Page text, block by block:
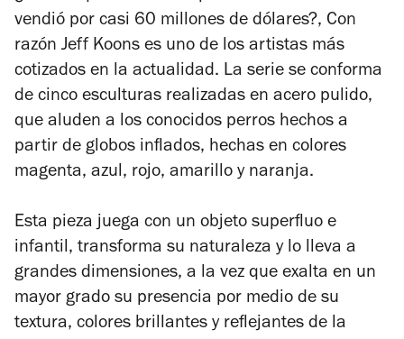
vendió por casi 60 millones de dólares?, Con
razón Jeff Koons es uno de los artistas más
cotizados en la actualidad. La serie se conforma
de cinco esculturas realizadas en acero pulido,
que aluden a los conocidos perros hechos a
partir de globos inflados, hechas en colores
magenta, azul, rojo, amarillo y naranja.
Esta pieza juega con un objeto superfluo e
infantil, transforma su naturaleza y lo lleva a
grandes dimensiones, a la vez que exalta en un
mayor grado su presencia por medio de su
textura, colores brillantes y reflejantes de la